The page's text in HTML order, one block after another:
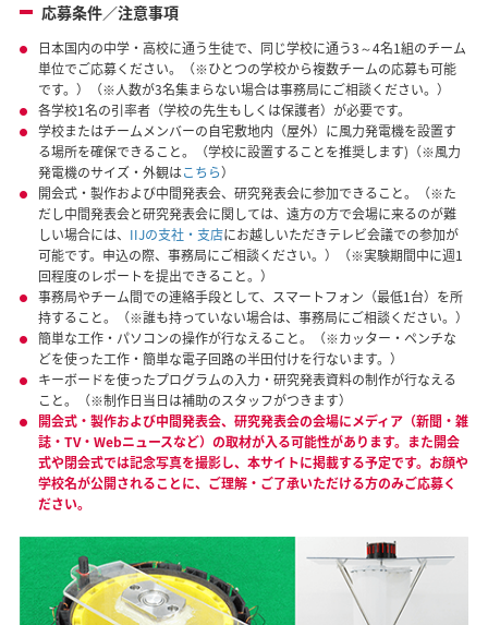
応募条件／注意事項
日本国内の中学・高校に通う生徒で、同じ学校に通う3～4名1組のチーム
単位でご応募ください。（※ひとつの学校から複数チームの応募も可能
です。）（※人数が3名集まらない場合は事務局にご相談ください。）
各学校1名の引率者（学校の先生もしくは保護者）が必要です。
学校またはチームメンバーの自宅敷地内（屋外）に風力発電機を設置す
る場所を確保できること。（学校に設置することを推奨します)（※風力
発電機のサイズ・外観はこちら）
開会式・製作および中間発表会、研究発表会に参加できること。（※た
だし中間発表会と研究発表会に関しては、遠方の方で会場に来るのが難
しい場合には、 IIJの支社・支店にお越しいただきテレビ会議での参加が
可能です。申込の際、事務局にご相談ください。）（※実験期間中に週1
回程度のレポートを提出できること。）
事務局やチーム間での連絡手段として、スマートフォン（最低1台）を所
持すること。（※誰も持っていない場合は、事務局にご相談ください。）
簡単な工作・パソコンの操作が行なえること。（※カッター・ペンチな
どを使った工作・簡単な電子回路の半田付けを行ないます。）
キーボードを使ったプログラムの入力・研究発表資料の制作が行なえる
こと。（※制作日当日は補助のスタッフがつきます）
開会式・製作および中間発表会、研究発表会の会場にメディア（新聞・雑
誌・TV・Webニュースなど）の取材が入る可能性があります。また開会
式や閉会式では記念写真を撮影し、本サイトに掲載する予定です。お顔や
学校名が公開されることに、ご理解・ご了承いただける方のみご応募く
ださい。